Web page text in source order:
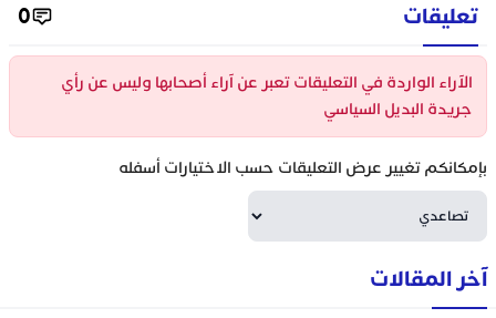
تعليقات 0
الآراء الواردة في التعليقات تعبر عن آراء أصحابها وليس عن رأي
جريدة البديل السياسي
بإمكانكم تغيير عرض التعليقات حسب الاختيارات أسفله
آخر المقالات